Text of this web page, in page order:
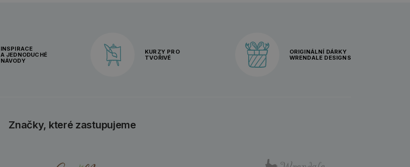
INSPIRACE
A JEDNODUCHÉ
NÁVODY
KURZY PRO
TVOŘIVÉ
ORIGINÁLNÍ DÁRKY
WRENDALE DESIGNS
Značky, které zastupujeme